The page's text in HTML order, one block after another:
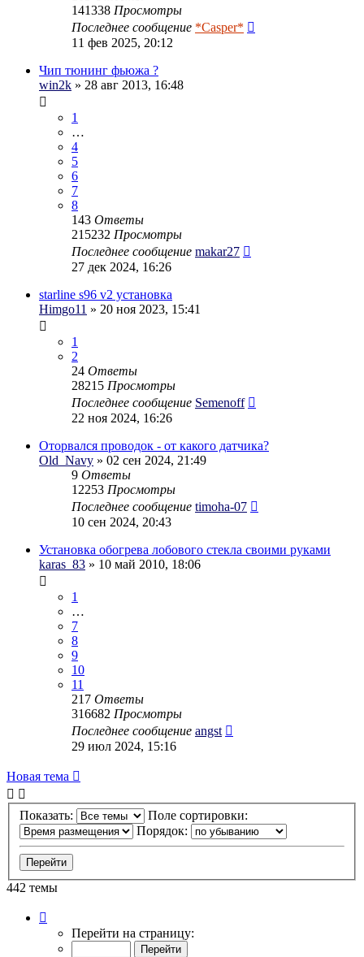
141338 Просмотры
Последнее сообщение *Casper*
11 фев 2025, 20:12
Чип тюнинг фьюжа ?
win2k » 28 авг 2013, 16:48
1
…
4
5
6
7
8
143 Ответы
215232 Просмотры
Последнее сообщение makar27
27 дек 2024, 16:26
starline s96 v2 установка
Himgo11 » 20 ноя 2023, 15:41
1
2
24 Ответы
28215 Просмотры
Последнее сообщение Semenoff
22 ноя 2024, 16:26
Оторвался проводок - от какого датчика?
Old_Navy » 02 сен 2024, 21:49
9 Ответы
12253 Просмотры
Последнее сообщение timoha-07
10 сен 2024, 20:43
Установка обогрева лобового стекла своими руками
karas_83 » 10 май 2010, 18:06
1
…
7
8
9
10
11
217 Ответы
316682 Просмотры
Последнее сообщение angst
29 июл 2024, 15:16
Новая тема
Показать:
Поле сортировки:
Порядок:
442 темы
Перейти на страницу: